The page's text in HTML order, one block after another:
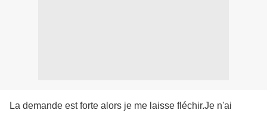
La demande est forte alors je me laisse fléchir.Je n'ai